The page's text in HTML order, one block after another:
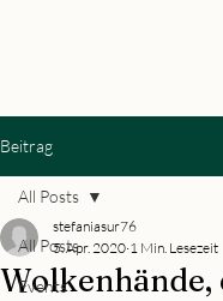
Beitrag
All Posts
Events
All Posts
Wolkenhände,
stefaniasur76
5. Apr. 2020 1 Min. Lesezeit